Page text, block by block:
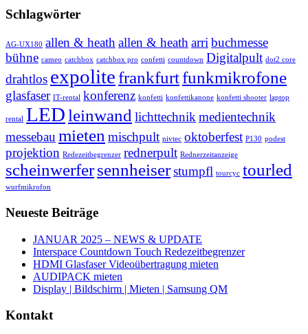
Schlagwörter
AG-UX180 allen & heath allen & heath arri buchmesse
bühne cameo catchbox catchbox pro confetti countdown Digitalpult dot2 core
drahtlos expolitefrankfurtfunkmikrofone
glasfaser IT-rental konferenz konfetti konfettikanone konfetti shooter laptop
rental LEDleinwand lichttechnik medientechnik
messebau mieten mischpult nivtec oktoberfest P130 podest
projektion Redezeitbegrenzer rednerpult Rednerzeitanzeige
scheinwerfersennheiserstumpfl tourcyc tourled
wurfmikrofon
Neueste Beiträge
JANUAR 2025 – NEWS & UPDATE
Interspace Countdown Touch Redezeitbegrenzer
HDMI Glasfaser Videoübertragung mieten
AUDIPACK mieten
Display | Bildschirm | Mieten | Samsung QM
Kontakt